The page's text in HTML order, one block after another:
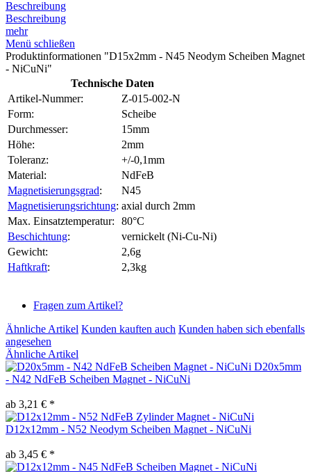
Beschreibung
Beschreibung
mehr
Menü schließen
Produktinformationen "D15x2mm - N45 Neodym Scheiben Magnet
- NiCuNi"
Technische Daten
Artikel-Nummer:
Z-015-002-N
Form:
Scheibe
Durchmesser:
15mm
Höhe:
2mm
Toleranz:
+/-0,1mm
Material:
NdFeB
Magnetisierungsgrad:
N45
Magnetisierungsrichtung: axial durch 2mm
Max. Einsatztemperatur:
80°C
Beschichtung:
vernickelt (Ni-Cu-Ni)
Gewicht:
2,6g
Haftkraft: 2,3kg
Fragen zum Artikel?
Ähnliche Artikel Kunden kauften auch Kunden haben sich ebenfalls
angesehen
Ähnliche Artikel
D20x5mm
- N42 NdFeB Scheiben Magnet - NiCuNi
ab 3,21 € *
D12x12mm - N52 Neodym Scheiben Magnet - NiCuNi
ab 3,45 € *